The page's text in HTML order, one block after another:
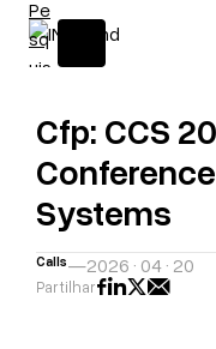
Cfp: CCS
Systems
Calls—2026 · 04 · 20
PartilharAHD R